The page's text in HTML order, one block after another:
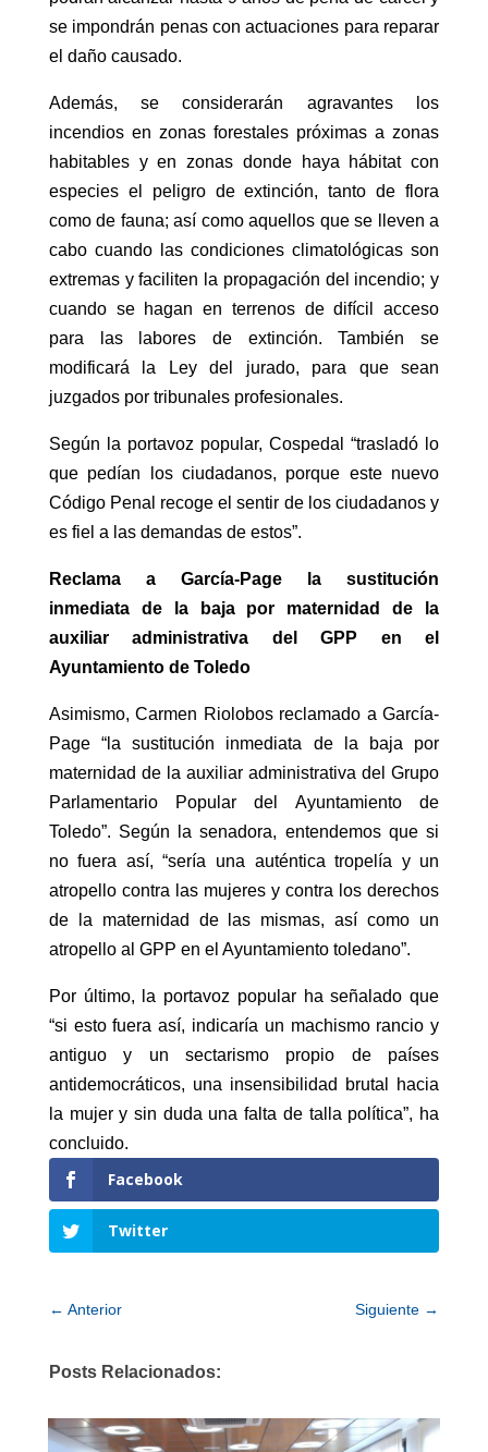
se impondrán penas con actuaciones para reparar
el daño causado.
Además, se considerarán agravantes los
incendios en zonas forestales próximas a zonas
habitables y en zonas donde haya hábitat con
especies el peligro de extinción, tanto de flora
como de fauna; así como aquellos que se lleven a
cabo cuando las condiciones climatológicas son
extremas y faciliten la propagación del incendio; y
cuando se hagan en terrenos de difícil acceso
para las labores de extinción. También se
modificará la Ley del jurado, para que sean
juzgados por tribunales profesionales.
Según la portavoz popular, Cospedal “trasladó lo
que pedían los ciudadanos, porque este nuevo
Código Penal recoge el sentir de los ciudadanos y
es fiel a las demandas de estos”.
Reclama a García-Page la sustitución
inmediata de la baja por maternidad de la
auxiliar administrativa del GPP en el
Ayuntamiento de Toledo
Asimismo, Carmen Riolobos reclamado a García-
Page “la sustitución inmediata de la baja por
maternidad de la auxiliar administrativa del Grupo
Parlamentario Popular del Ayuntamiento de
Toledo”. Según la senadora, entendemos que si
no fuera así, “sería una auténtica tropelía y un
atropello contra las mujeres y contra los derechos
de la maternidad de las mismas, así como un
atropello al GPP en el Ayuntamiento toledano”.
Por último, la portavoz popular ha señalado que
“si esto fuera así, indicaría un machismo rancio y
antiguo y un sectarismo propio de países
antidemocráticos, una insensibilidad brutal hacia
la mujer y sin duda una falta de talla política”, ha
concluido.
Facebook
Twitter
← Anterior Siguiente →
Posts Relacionados: